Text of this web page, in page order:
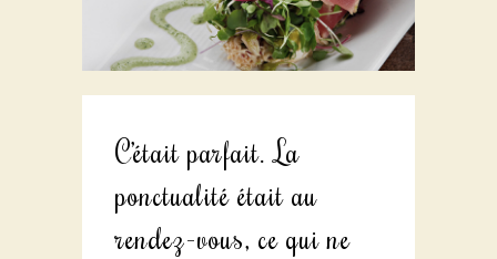
C’était parfait. La
ponctualité était au
rendez-vous, ce qui ne